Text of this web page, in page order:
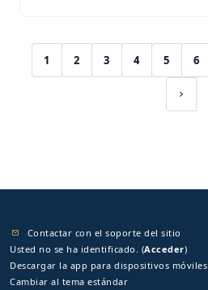
1
(current)
2 3 4 5 6
Contactar con el soporte del sitio
Usted no se ha identificado. (Acceder)
Descargar la app para dispositivos móviles
Cambiar al tema estándar